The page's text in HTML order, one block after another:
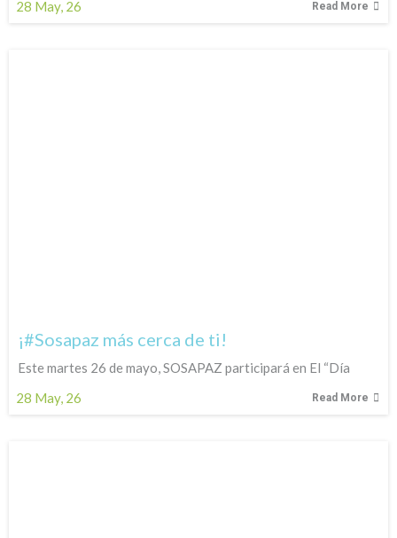
28 May, 26 Read More
¡#Sosapaz más cerca de ti!
28 May, 26
Este martes 26 de mayo, SOSAPAZ participará en El “Día
Read More